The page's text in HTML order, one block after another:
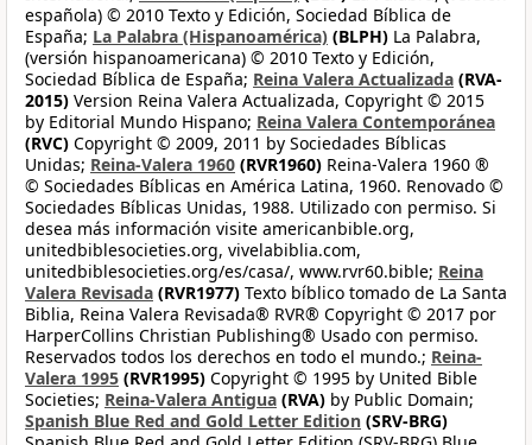
española) © 2010 Texto y Edición, Sociedad Bíblica de
España; La Palabra (Hispanoamérica) (BLPH) La Palabra,
(versión hispanoamericana) © 2010 Texto y Edición,
Sociedad Bíblica de España; Reina Valera Actualizada (RVA-
2015) Version Reina Valera Actualizada, Copyright © 2015
by Editorial Mundo Hispano; Reina Valera Contemporánea
(RVC) Copyright © 2009, 2011 by Sociedades Bíblicas
Unidas; Reina-Valera 1960 (RVR1960) Reina-Valera 1960 ®
© Sociedades Bíblicas en América Latina, 1960. Renovado ©
Sociedades Bíblicas Unidas, 1988. Utilizado con permiso. Si
desea más información visite americanbible.org,
unitedbiblesocieties.org, vivelabiblia.com,
unitedbiblesocieties.org/es/casa/, www.rvr60.bible; Reina
Valera Revisada (RVR1977) Texto bíblico tomado de La Santa
Biblia, Reina Valera Revisada® RVR® Copyright © 2017 por
HarperCollins Christian Publishing® Usado con permiso.
Reservados todos los derechos en todo el mundo.; Reina-
Valera 1995 (RVR1995) Copyright © 1995 by United Bible
Societies; Reina-Valera Antigua (RVA) by Public Domain;
Spanish Blue Red and Gold Letter Edition (SRV-BRG)